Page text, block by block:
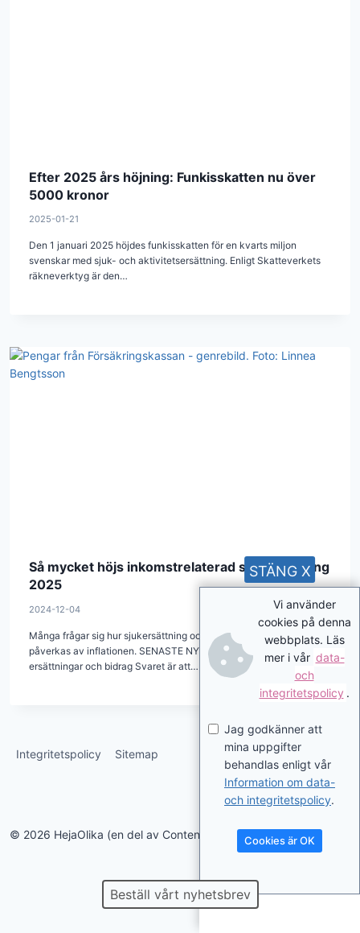
Efter 2025 års höjning: Funkisskatten nu över
5000 kronor
2025-01-21
Den 1 januari 2025 höjdes funkisskatten för en kvarts miljon
svenskar med sjuk- och aktivitetsersättning. Enligt Skatteverkets
räkneverktyg är den…
Så mycket höjs inkomstrelaterad sjukersättning
2025
2024-12-04
Många frågar sig hur sjukersättning och aktivitetsersättning
påverkas av inflationen. SENASTE NYTT: Så mycket höjs
ersättningar och bidrag Svaret är att…
Integritetspolicy Sitemap
© 2026 HejaOlika (en del av Contentverkstan.se)
Beställ vårt nyhetsbrev
Vi använder
cookies på denna
webbplats. Läs
mer i vår data-
och
integritetspolicy .
Jag godkänner att
mina uppgifter
behandlas enligt vår
Information om data-
och integritetspolicy.
Cookies är OK
STÄNG X